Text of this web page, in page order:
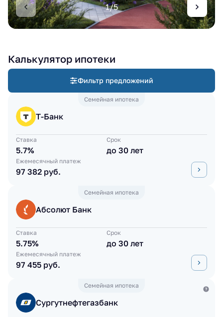
1/5
Калькулятор ипотеки
Фильтр предложений
Семейная ипотека
Т-Банк
Ставка
5.7%
Срок
до 30 лет
Ежемесячный платеж
97 382 руб.
Семейная ипотека
Абсолют Банк
Ставка
5.75%
Срок
до 30 лет
Ежемесячный платеж
97 455 руб.
Семейная ипотека
Сургутнефтегазбанк